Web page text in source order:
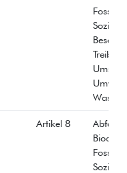
Fossiles
Umwelt
Wasser
Artikel 8
Abfall
Fossiles